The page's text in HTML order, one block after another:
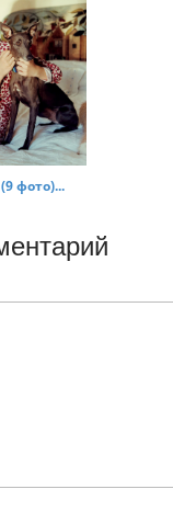
фото)...